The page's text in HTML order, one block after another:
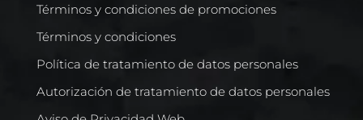
Términos y condiciones de promociones
Términos y condiciones
Política de tratamiento de datos personales
Autorización de tratamiento de datos personales